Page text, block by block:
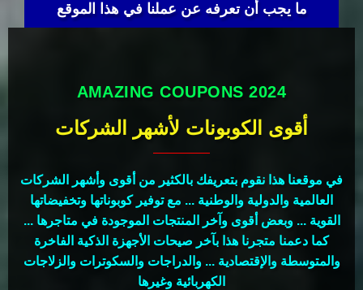
ما يجب أن تعرفه عن عملنا في هذا الموقع
AMAZING COUPONS 2024
أقوى الكوبونات لأشهر الشركات
في موقعنا هذا نقوم بتعريفك بالكثير من أقوى وأشهر الشركات
العالمية والدولية والوطنية ... مع توفير كوبوناتها وتخفيضاتها
القوية ... وبعض أقوى وآخر المنتجات الموجودة في متاجرها ...
كما دعمنا متجرنا هذا بآخر صيحات الأجهزة الذكية الفاخرة
والمتوسطة والإقتصادية ... والدراجات والسكوترات والزلاجات
الكهربائية وغيرها